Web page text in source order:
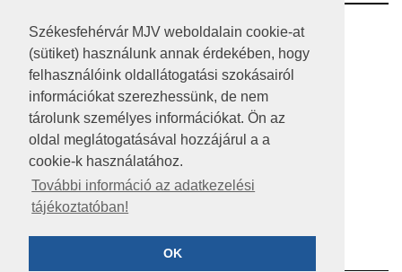
Székesfehérvár MJV weboldalain cookie-at
(sütiket) használunk annak érdekében, hogy
felhasználóink oldallátogatási szokásairól
információkat szerezhessünk, de nem
tárolunk személyes információkat. Ön az
oldal meglátogatásával hozzájárul a a
cookie-k használatához.
További információ az adatkezelési
tájékoztatóban!
OK
RSS
A HONLAP 2017.03.31-I ÁLLAPOTA
JOGI NYILATKOZAT
IMPRESSZUM
KÖZÉRDEKŰ ADATOK